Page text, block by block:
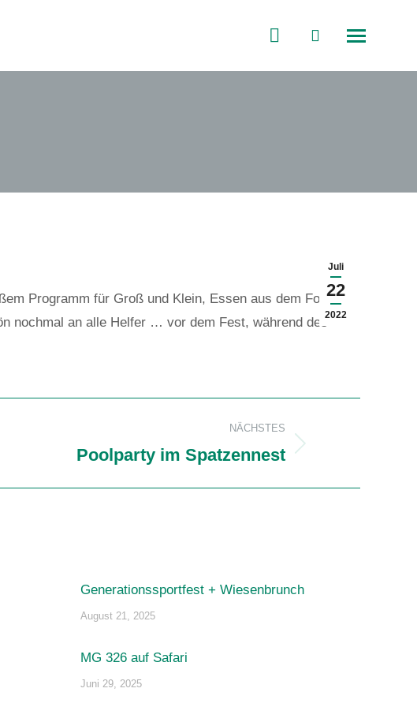
Search:
Juli
22
2022
Programm für Groß und Klein, Essen aus dem Food-
nochmal an alle Helfer … vor dem Fest, während des
NÄCHSTES
Poolparty im Spatzennest
Generationssportfest + Wiesenbrunch
August 21, 2025
MG 326 auf Safari
Juni 29, 2025